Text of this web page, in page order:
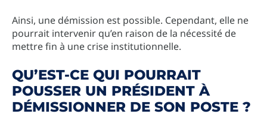
Ainsi, une démission est possible. Cependant, elle ne
pourrait intervenir qu’en raison de la nécessité de
mettre fin à une crise institutionnelle.
QU’EST-CE QUI POURRAIT
POUSSER UN PRÉSIDENT À
DÉMISSIONNER DE SON POSTE ?